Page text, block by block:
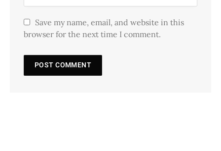
Save my name, email, and website in this
browser for the next time I comment.